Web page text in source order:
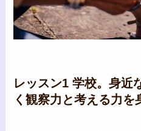
レッスン1 学校。身近
く観察力と考える力を